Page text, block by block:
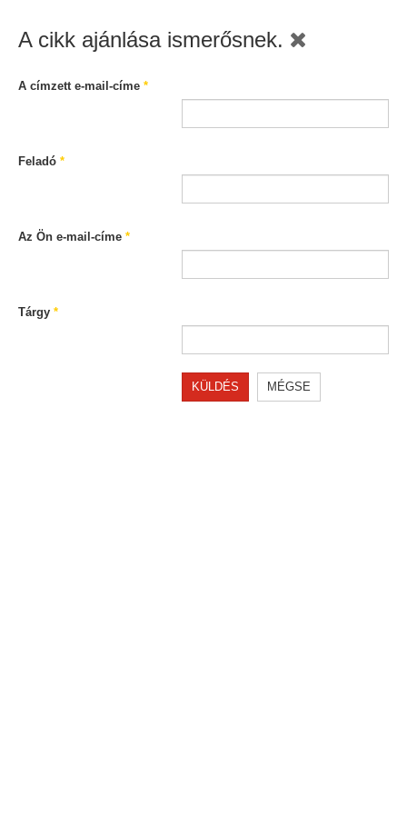
A cikk ajánlása ismerősnek.
A címzett e-mail-címe *
Feladó *
Az Ön e-mail-címe *
Tárgy *
KÜLDÉS MÉGSE